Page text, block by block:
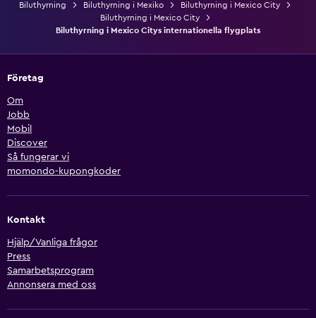
Biluthyrning Biluthyrning i Mexiko
Biluthyrning i Mexico City
Biluthyrning i Mexico City
Biluthyrning i Mexico Citys internationella flygplats
Företag
Om
Jobb
Mobil
Discover
Så fungerar vi
momondo-kupongkoder
Kontakt
Hjälp/Vanliga frågor
Press
Samarbetsprogram
Annonsera med oss